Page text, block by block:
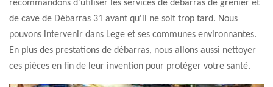
recommandons d'utiliser les services de débarras de grenier et
de cave de Débarras 31 avant qu'il ne soit trop tard. Nous
pouvons intervenir dans Lege et ses communes environnantes.
En plus des prestations de débarras, nous allons aussi nettoyer
ces pièces en fin de leur invention pour protéger votre santé.